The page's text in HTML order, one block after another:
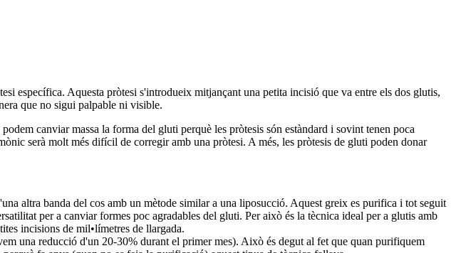
específica. Aquesta pròtesi s'introdueix mitjançant una petita incisió que va entre els dos glutis,
que no sigui palpable ni visible.
canviar massa la forma del gluti perquè les pròtesis són estàndard i sovint tenen poca
serà molt més difícil de corregir amb una pròtesi. A més, les pròtesis de gluti poden donar
altra banda del cos amb un mètode similar a una liposucció. Aquest greix es purifica i tot seguit
per a canviar formes poc agradables del gluti. Per això és la tècnica ideal per a glutis amb
incisions de mil•límetres de llargada.
una reducció d'un 20-30% durant el primer mes). Això és degut al fet que quan purifiquem